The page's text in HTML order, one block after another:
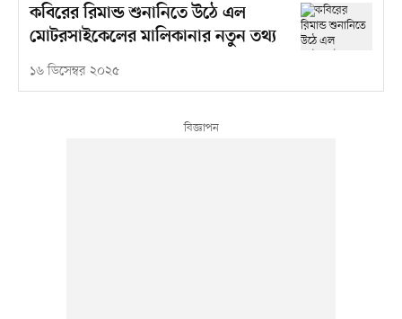
কবিরের রিমান্ড শুনানিতে উঠে এল
মোটরসাইকেলের মালিকানার নতুন তথ্য
১৬ ডিসেম্বর ২০২৫